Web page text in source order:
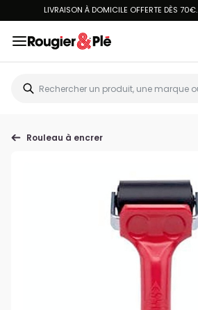
LIVRAISON À DOMICILE OFFERTE DÈS 70€.
Rouleau à encrer